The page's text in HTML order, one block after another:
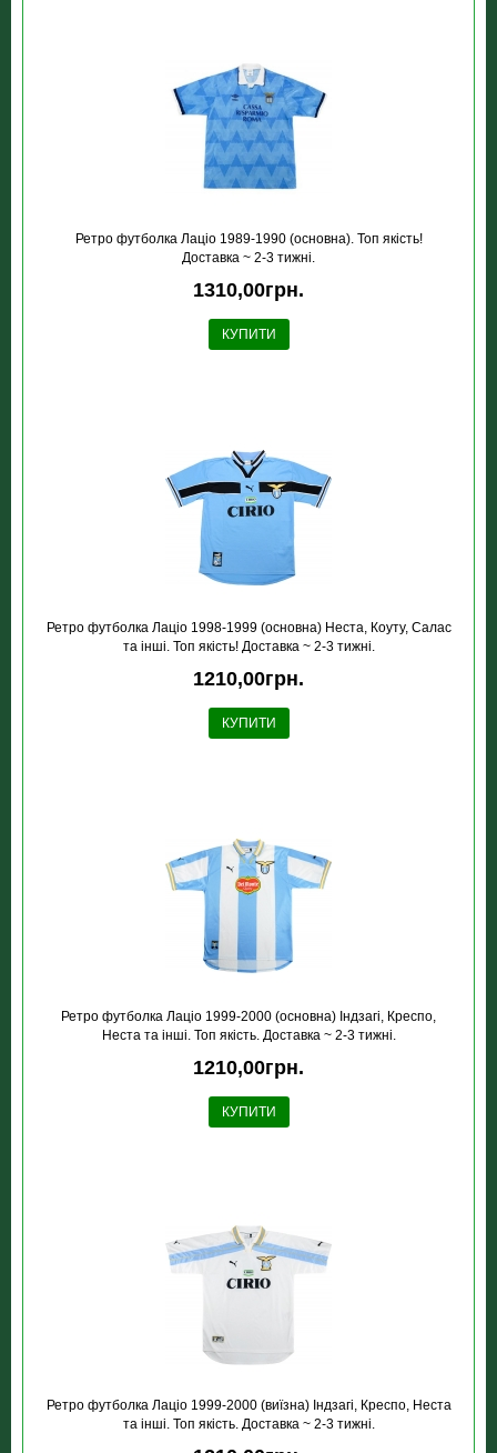
Ретро футболка Лацiо 1989-1990 (основна). Топ якість!
Доставка ~ 2-3 тижні.
1310,00грн.
КУПИТИ
Ретро футболка Лацiо 1998-1999 (основна) Неста, Коуту, Салас
та інші. Топ якість! Доставка ~ 2-3 тижні.
1210,00грн.
КУПИТИ
Ретро футболка Лацiо 1999-2000 (основна) Індзагі, Креспо,
Неста та інші. Топ якість. Доставка ~ 2-3 тижні.
1210,00грн.
КУПИТИ
Ретро футболка Лацiо 1999-2000 (виїзна) Індзагі, Креспо, Неста
та інші. Топ якість. Доставка ~ 2-3 тижні.